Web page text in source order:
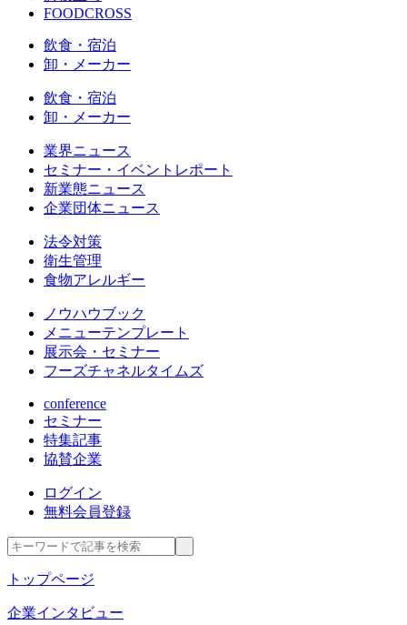
FOODCROSS
飲食・宿泊
卸・メーカー
飲食・宿泊
卸・メーカー
業界ニュース
セミナー・イベントレポート
新業態ニュース
企業団体ニュース
法令対策
衛生管理
食物アレルギー
ノウハウブック
メニューテンプレート
展示会・セミナー
フーズチャネルタイムズ
conference
セミナー
特集記事
協賛企業
ログイン
無料会員登録
トップページ
企業インタビュー